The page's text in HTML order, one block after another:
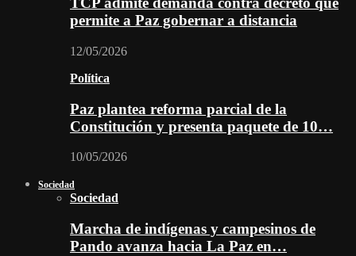
permite a Paz gobernar a distancia
12/05/2026
Política
Paz plantea reforma parcial de la
Constitución y presenta paquete de 10…
10/05/2026
Sociedad
Sociedad
Marcha de indígenas y campesinos de
Pando avanza hacia La Paz en…